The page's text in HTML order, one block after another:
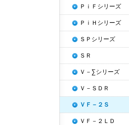
ＰｉＦシリーズ
ＰｉＨシリーズ
ＳＰシリーズ
ＳＲ
Ｖ－∑シリーズ
Ｖ－ＳＤＲ
ＶＦ－２Ｓ
ＶＦ－２ＬＤ